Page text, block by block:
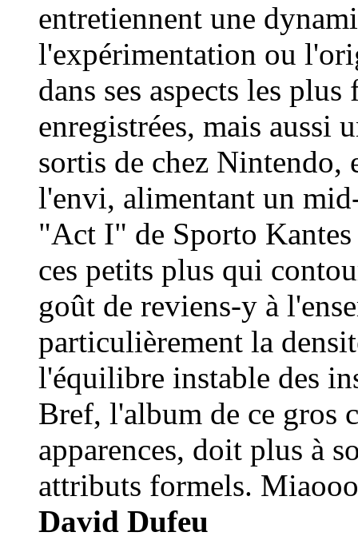
entretiennent une
l'expérimentation ou
dans ses aspects les
enregistrées, mais aussi
sortis de chez Nintendo,
l'envi, alimentant un
"Act I" de Sporto
ces petits plus qui
goût de reviens-y à
particulièrement la
l'équilibre instable des
Bref, l'album de ce gros
apparences, doit plus à
attributs formels.
David Dufeu